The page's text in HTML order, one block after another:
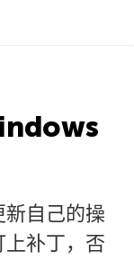
自己的操
补丁，否